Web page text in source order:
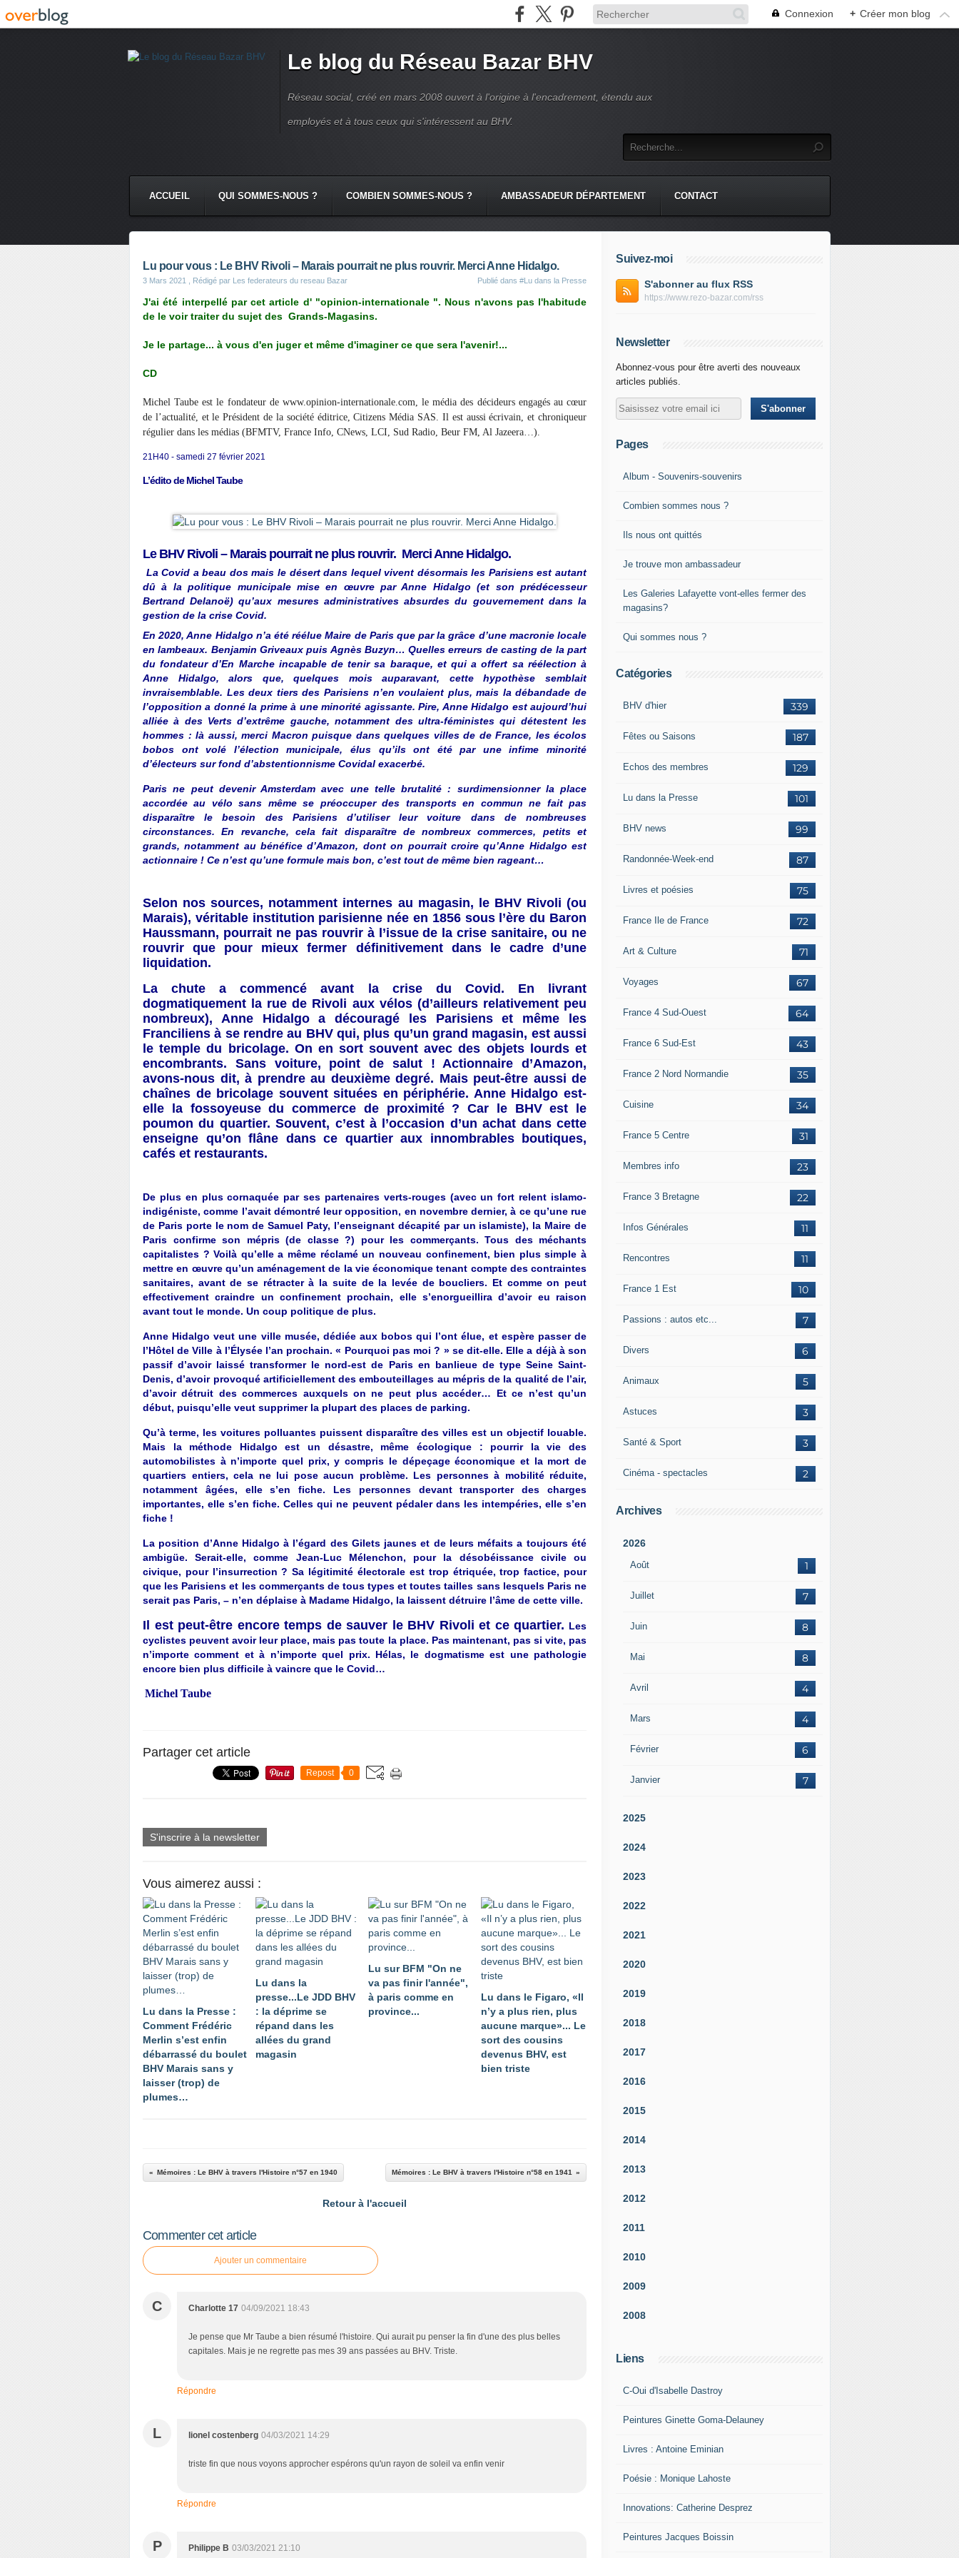
Connexion + Créer mon blog
Le blog du Réseau Bazar BHV
Réseau social, créé en mars 2008 ouvert à l'origine à l'encadrement, étendu aux
employés et à tous ceux qui s'intéressent au BHV.
ACCUEIL QUI SOMMES-NOUS ? COMBIEN SOMMES-NOUS ? AMBASSADEUR DÉPARTEMENT CONTACT
Lu pour vous : Le BHV Rivoli – Marais pourrait ne plus rouvrir. Merci Anne Hidalgo.
3 Mars 2021 , Rédigé par Les federateurs du reseau Bazar Publié dans #Lu dans la Presse
J'ai été interpellé par cet article d' "opinion-internationale ". Nous n'avons pas l'habitude
de le voir traiter du sujet des Grands-Magasins.
Je le partage... à vous d'en juger et même d'imaginer ce que sera l'avenir!...
CD
Michel Taube est le fondateur de www.opinion-internationale.com, le média des décideurs engagés au cœur
de l’actualité, et le Président de la société éditrice, Citizens Média SAS. Il est aussi écrivain, et chroniqueur
régulier dans les médias (BFMTV, France Info, CNews, LCI, Sud Radio, Beur FM, Al Jazeera…).
21H40 - samedi 27 février 2021
L’édito de Michel Taube
Le BHV Rivoli – Marais pourrait ne plus rouvrir. Merci Anne Hidalgo.
La Covid a beau dos mais le désert dans lequel vivent désormais les Parisiens est autant
dû à la politique municipale mise en œuvre par Anne Hidalgo (et son prédécesseur
Bertrand Delanoë) qu’aux mesures administratives absurdes du gouvernement dans la
gestion de la crise Covid.
En 2020, Anne Hidalgo n’a été réélue Maire de Paris que par la grâce d’une macronie locale
en lambeaux. Benjamin Griveaux puis Agnès Buzyn… Quelles erreurs de casting de la part
du fondateur d’En Marche incapable de tenir sa baraque, et qui a offert sa réélection à
Anne Hidalgo, alors que, quelques mois auparavant, cette hypothèse semblait
invraisemblable. Les deux tiers des Parisiens n’en voulaient plus, mais la débandade de
l’opposition a donné la prime à une minorité agissante. Pire, Anne Hidalgo est aujourd’hui
alliée à des Verts d’extrême gauche, notamment des ultra-féministes qui détestent les
hommes : là aussi, merci Macron puisque dans quelques villes de de France, les écolos
bobos ont volé l’élection municipale, élus qu’ils ont été par une infime minorité
d’électeurs sur fond d’abstentionnisme Covidal exacerbé.
Paris ne peut devenir Amsterdam avec une telle brutalité : surdimensionner la place
accordée au vélo sans même se préoccuper des transports en commun ne fait pas
disparaître le besoin des Parisiens d’utiliser leur voiture dans de nombreuses
circonstances. En revanche, cela fait disparaître de nombreux commerces, petits et
grands, notamment au bénéfice d’Amazon, dont on pourrait croire qu’Anne Hidalgo est
actionnaire ! Ce n’est qu’une formule mais bon, c’est tout de même bien rageant…
Selon nos sources, notamment internes au magasin, le BHV Rivoli (ou
Marais), véritable institution parisienne née en 1856 sous l’ère du Baron
Haussmann, pourrait ne pas rouvrir à l’issue de la crise sanitaire, ou ne
rouvrir que pour mieux fermer définitivement dans le cadre d’une
liquidation.
La chute a commencé avant la crise du Covid. En livrant
dogmatiquement la rue de Rivoli aux vélos (d’ailleurs relativement peu
nombreux), Anne Hidalgo a découragé les Parisiens et même les
Franciliens à se rendre au BHV qui, plus qu’un grand magasin, est aussi
le temple du bricolage. On en sort souvent avec des objets lourds et
encombrants. Sans voiture, point de salut ! Actionnaire d’Amazon,
avons-nous dit, à prendre au deuxième degré. Mais peut-être aussi de
chaînes de bricolage souvent situées en périphérie. Anne Hidalgo est-
elle la fossoyeuse du commerce de proximité ? Car le BHV est le
poumon du quartier. Souvent, c’est à l’occasion d’un achat dans cette
enseigne qu’on flâne dans ce quartier aux innombrables boutiques,
cafés et restaurants.
De plus en plus cornaquée par ses partenaires verts-rouges (avec un fort relent islamo-
indigéniste, comme l’avait démontré leur opposition, en novembre dernier, à ce qu’une rue
de Paris porte le nom de Samuel Paty, l’enseignant décapité par un islamiste), la Maire de
Paris confirme son mépris (de classe ?) pour les commerçants. Tous des méchants
capitalistes ? Voilà qu’elle a même réclamé un nouveau confinement, bien plus simple à
mettre en œuvre qu’un aménagement de la vie économique tenant compte des contraintes
sanitaires, avant de se rétracter à la suite de la levée de boucliers. Et comme on peut
effectivement craindre un confinement prochain, elle s’enorgueillira d’avoir eu raison
avant tout le monde. Un coup politique de plus.
Anne Hidalgo veut une ville musée, dédiée aux bobos qui l’ont élue, et espère passer de
l’Hôtel de Ville à l’Élysée l’an prochain. « Pourquoi pas moi ? » se dit-elle. Elle a déjà à son
passif d’avoir laissé transformer le nord-est de Paris en banlieue de type Seine Saint-
Denis, d’avoir provoqué artificiellement des embouteillages au mépris de la qualité de l’air,
d’avoir détruit des commerces auxquels on ne peut plus accéder… Et ce n’est qu’un
début, puisqu’elle veut supprimer la plupart des places de parking.
Qu’à terme, les voitures polluantes puissent disparaître des villes est un objectif louable.
Mais la méthode Hidalgo est un désastre, même écologique : pourrir la vie des
automobilistes à n’importe quel prix, y compris le dépeçage économique et la mort de
quartiers entiers, cela ne lui pose aucun problème. Les personnes à mobilité réduite,
notamment âgées, elle s’en fiche. Les personnes devant transporter des charges
importantes, elle s’en fiche. Celles qui ne peuvent pédaler dans les intempéries, elle s’en
fiche !
La position d’Anne Hidalgo à l’égard des Gilets jaunes et de leurs méfaits a toujours été
ambigüe. Serait-elle, comme Jean-Luc Mélenchon, pour la désobéissance civile ou
civique, pour l’insurrection ? Sa légitimité électorale est trop étriquée, trop factice, pour
que les Parisiens et les commerçants de tous types et toutes tailles sans lesquels Paris ne
serait pas Paris, – n’en déplaise à Madame Hidalgo, la laissent détruire l’âme de cette ville.
Il est peut-être encore temps de sauver le BHV Rivoli et ce quartier. Les
cyclistes peuvent avoir leur place, mais pas toute la place. Pas maintenant, pas si vite, pas
n’importe comment et à n’importe quel prix. Hélas, le dogmatisme est une pathologie
encore bien plus difficile à vaincre que le Covid…
Michel Taube
Partager cet article
Repost 0
S'inscrire à la newsletter
Vous aimerez aussi :
Lu dans la Presse :
Comment Frédéric
Merlin s’est enfin
débarrassé du boulet
BHV Marais sans y
laisser (trop) de
plumes…
Lu dans la
presse...Le JDD BHV
: la déprime se
répand dans les
allées du grand
magasin
Lu sur BFM "On ne
va pas finir l'année",
à paris comme en
province...
Lu dans le Figaro, «Il
n’y a plus rien, plus
aucune marque»... Le
sort des cousins
devenus BHV, est
bien triste
Mémoires : Le BHV à travers l'Histoire n°57 en 1940 Mémoires : Le BHV à travers l'Histoire n°58 en 1941
Retour à l'accueil
Commenter cet article
Ajouter un commentaire
C Charlotte 17 04/09/2021 18:43
Je pense que Mr Taube a bien résumé l'histoire. Qui aurait pu penser la fin d'une des plus belles
capitales. Mais je ne regrette pas mes 39 ans passées au BHV. Triste.
Répondre
L lionel costenberg 04/03/2021 14:29
triste fin que nous voyons approcher espérons qu'un rayon de soleil va enfin venir
Répondre
P Philippe B 03/03/2021 21:10
Suivez-moi
S'abonner au flux RSS
https://www.rezo-bazar.com/rss
Newsletter
Abonnez-vous pour être averti des nouveaux
articles publiés.
Pages
Album - Souvenirs-souvenirs
Combien sommes nous ?
Ils nous ont quittés
Je trouve mon ambassadeur
Les Galeries Lafayette vont-elles fermer des
magasins?
Qui sommes nous ?
Catégories
339
BHV d'hier
187
Fêtes ou Saisons
129
Echos des membres
101
Lu dans la Presse
99
BHV news
87
Randonnée-Week-end
75
Livres et poésies
72
France Ile de France
71
Art & Culture
67
Voyages
64
France 4 Sud-Ouest
43
France 6 Sud-Est
35
France 2 Nord Normandie
34
Cuisine
31
France 5 Centre
23
Membres info
22
France 3 Bretagne
11
Infos Générales
11
Rencontres
10
France 1 Est
7
Passions : autos etc...
6
Divers
5
Animaux
3
Astuces
3
Santé & Sport
2
Cinéma - spectacles
Archives
2026
Août 1
Juillet 7
Juin 8
Mai 8
Avril 4
Mars 4
Février 6
Janvier 7
2025
2024
2023
2022
2021
2020
2019
2018
2017
2016
2015
2014
2013
2012
2011
2010
2009
2008
Liens
C-Oui d'Isabelle Dastroy
Peintures Ginette Goma-Delauney
Livres : Antoine Eminian
Poésie : Monique Lahoste
Innovations: Catherine Desprez
Peintures Jacques Boissin